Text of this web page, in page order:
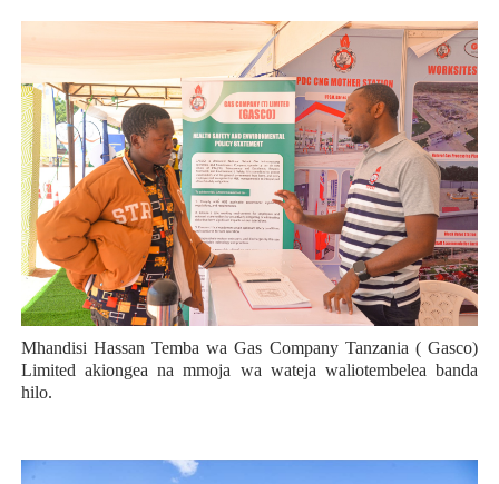
Mhandisi Hassan Temba wa Gas Company Tanzania ( Gasco)
Limited akiongea na mmoja wa wateja waliotembelea banda
hilo.